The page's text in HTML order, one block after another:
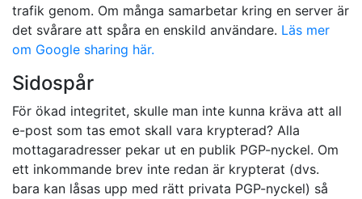
trafik genom. Om många samarbetar kring en server är
det svårare att spåra en enskild användare. Läs mer
om Google sharing här.
Sidospår
För ökad integritet, skulle man inte kunna kräva att all
e-post som tas emot skall vara krypterad? Alla
mottagaradresser pekar ut en publik PGP-nyckel. Om
ett inkommande brev inte redan är krypterat (dvs.
bara kan låsas upp med rätt privata PGP-nyckel) så